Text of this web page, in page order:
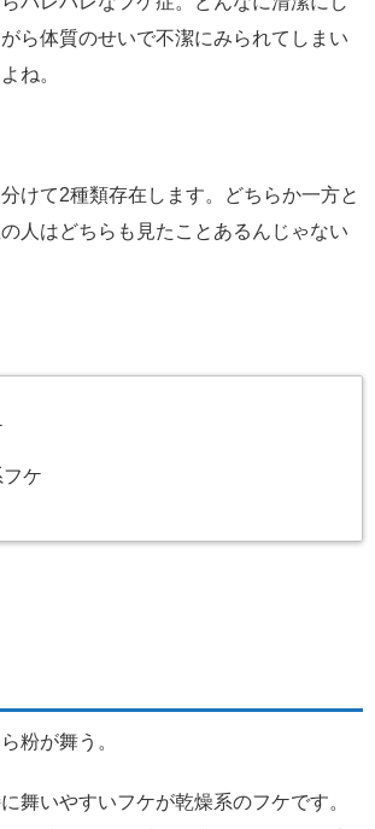
ら体質のせいで不潔にみられてしまい
ね。
けて2種類存在します。どちらか一方と
人はどちらも見たことあるんじゃない
ケ
粉が舞う。
舞いやすいフケが乾燥系のフケです。